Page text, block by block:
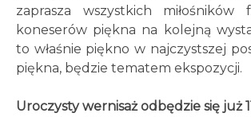
zaprasza wszystkich miłośników
koneserów piękna na kolejną
to właśnie piękno w najczystszej
piękna, będzie tematem ekspozycji.
Uroczysty wernisaż odbędzie się już